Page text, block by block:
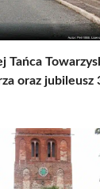
Tańca
oraz jubileusz